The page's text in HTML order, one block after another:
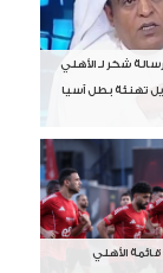
شكر لـ الأهلي
تهنئة بطل آسيا
الأهلي